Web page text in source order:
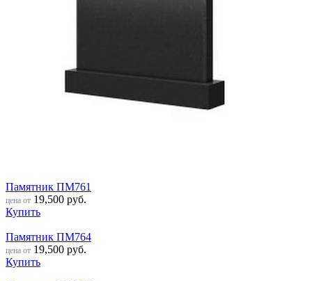
Памятник ПМ761
цена от 19,500 руб.
Купить
Памятник ПМ764
цена от 19,500 руб.
Купить